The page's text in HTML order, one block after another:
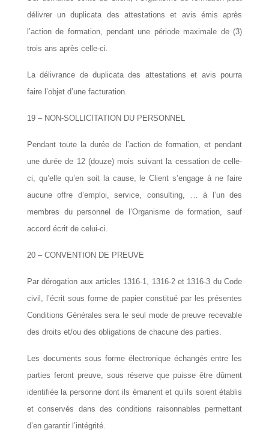
délivrer un duplicata des attestations et avis émis après
l’action de formation, pendant une période maximale de (3)
trois ans après celle-ci.
La délivrance de duplicata des attestations et avis pourra
faire l’objet d’une facturation.
19 – NON-SOLLICITATION DU PERSONNEL
Pendant toute la durée de l’action de formation, et pendant
une durée de 12 (douze) mois suivant la cessation de celle-
ci, qu’elle qu’en soit la cause, le Client s’engage à ne faire
aucune offre d’emploi, service, consulting, … à l’un des
membres du personnel de l’Organisme de formation, sauf
accord écrit de celui-ci.
20 – CONVENTION DE PREUVE
Par dérogation aux articles 1316-1, 1316-2 et 1316-3 du Code
civil, l’écrit sous forme de papier constitué par les présentes
Conditions Générales sera le seul mode de preuve recevable
des droits et/ou des obligations de chacune des parties.
Les documents sous forme électronique échangés entre les
parties feront preuve, sous réserve que puisse être dûment
identifiée la personne dont ils émanent et qu’ils soient établis
et conservés dans des conditions raisonnables permettant
d’en garantir l’intégrité.